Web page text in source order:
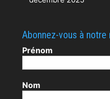
Abonnez-vous à
Prénom
Nom